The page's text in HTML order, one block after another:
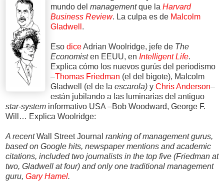
mundo del managementque la Harvard
Business Review. La culpa es de Malcolm
Gladwell .
Eso diceAdrian Woolridge, jefe de The
Economisten EEUU, en Intelligent Life.
Explica cómo los nuevos gurús del periodismo
–Thomas Friedman (el del bigote), Malcolm
Gladwell (el de la escarola) y Chris Anderson–
están jubilando a las luminarias del antiguo
star-system informativo USA –Bob Woodward, George F.
Will… Explica Woolridge:
A recentWall Street Journal ranking of management gurus,
based on Google hits, newspaper mentions and academic
citations, included two journalists in the top five (Friedman at
two, Gladwell at four) and only one traditional management
guru, Gary Hamel.